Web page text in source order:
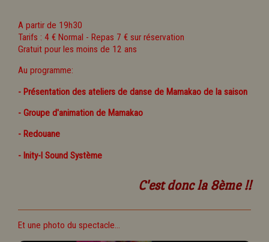
A partir de 19h30
Tarifs : 4 € Normal - Repas 7 € sur réservation
Gratuit pour les moins de 12 ans
Au programme:
- Présentation des ateliers de danse de Mamakao de la saison
- Groupe d'animation de Mamakao
- Redouane
- Inity-I Sound Système
C'est donc la 8ème !!
Et une photo du spectacle...